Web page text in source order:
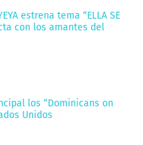
estrena tema “ELLA SE
con los amantes del
los “Dominicans on
Unidos